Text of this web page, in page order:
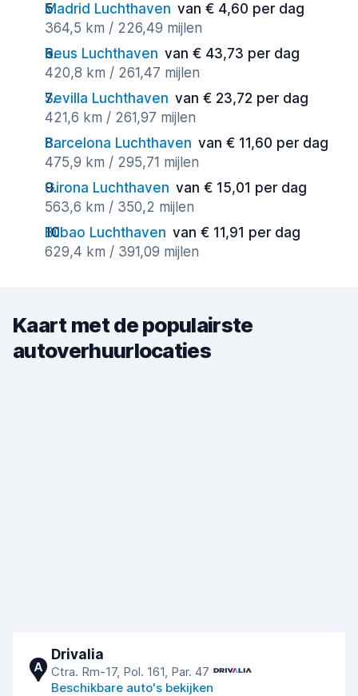
Madrid Luchthaven van € 4,60 per dag
364,5 km / 226,49 mijlen
Reus Luchthaven van € 43,73 per dag
420,8 km / 261,47 mijlen
Sevilla Luchthaven van € 23,72 per dag
421,6 km / 261,97 mijlen
Barcelona Luchthaven van € 11,60 per dag
475,9 km / 295,71 mijlen
Girona Luchthaven van € 15,01 per dag
563,6 km / 350,2 mijlen
Bilbao Luchthaven van € 11,91 per dag
629,4 km / 391,09 mijlen
Kaart met de populairste
autoverhuurlocaties
A
Drivalia
Ctra. Rm-17, Pol. 161, Par. 47
Beschikbare auto's bekijken